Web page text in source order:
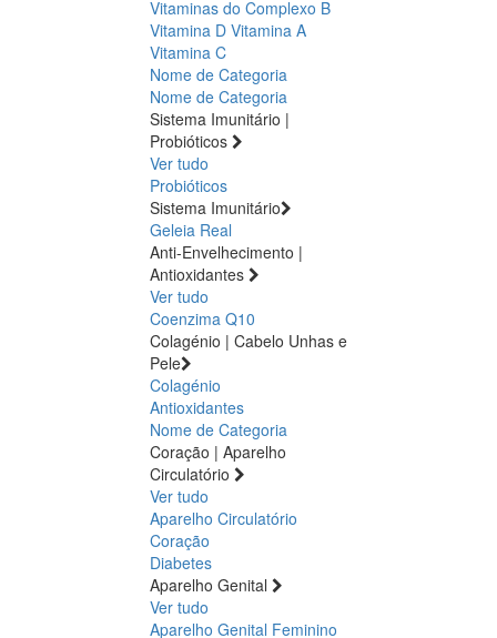
Vitaminas do Complexo B
Vitamina D Vitamina A
Vitamina C
Nome de Categoria
Nome de Categoria
Sistema Imunitário |
Probióticos
Ver tudo
Probióticos
Sistema Imunitário
Geleia Real
Anti-Envelhecimento |
Antioxidantes
Ver tudo
Coenzima Q10
Colagénio | Cabelo Unhas e
Pele
Colagénio
Antioxidantes
Nome de Categoria
Coração | Aparelho
Circulatório
Ver tudo
Aparelho Circulatório
Coração
Diabetes
Aparelho Genital
Ver tudo
Aparelho Genital Feminino